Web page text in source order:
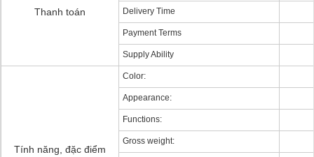
Thanh toán Delivery Time
Payment Terms
Supply Ability
Tính năng, đặc điểm
Color:
Appearance:
Functions:
Gross weight: